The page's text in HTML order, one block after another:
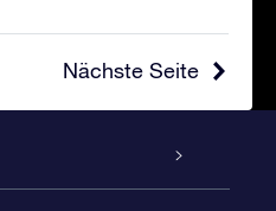
Nächste Seite